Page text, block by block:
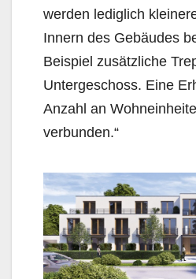
werden lediglich
Innern des Gebäudes
Beispiel zusätzliche
Untergeschoss. Eine
Anzahl an
verbunden.“